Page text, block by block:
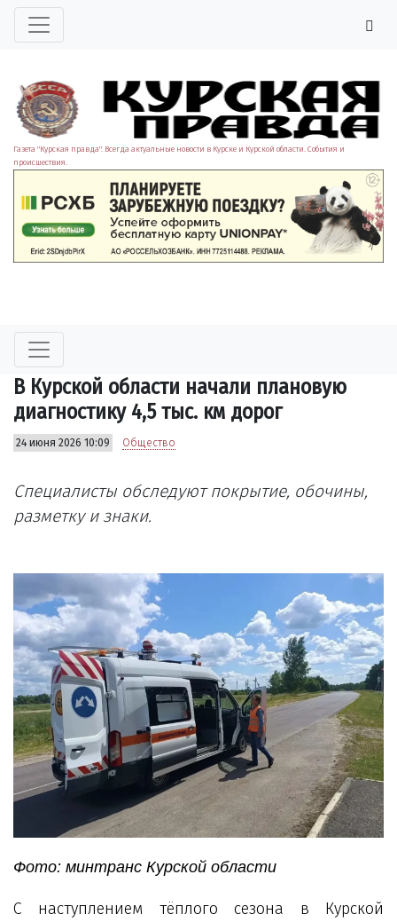
Газета "Курская правда". Всегда актуальные новости в Курске и Курской области. События и
происшествия.
В Курской области начали плановую
диагностику 4,5 тыс. км дорог
24 июня 2026 10:09 Общество
Специалисты обследуют покрытие, обочины,
разметку и знаки.
Фото: минтранс Курской области
С наступлением тёплого сезона в Курской